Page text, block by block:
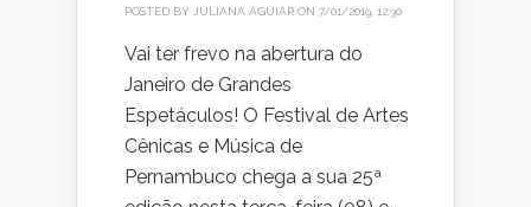
POSTED BY JULIANA AGUIAR ON 7/01/2019, 12:30
Vai ter frevo na abertura do
Janeiro de Grandes
Espetáculos! O Festival de Artes
Cênicas e Música de
Pernambuco chega a sua 25ª